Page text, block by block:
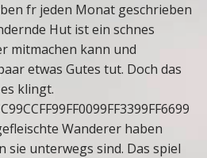
fr jeden Monat geschrieben
Hut ist ein schnes
mitmachen kann und
etwas Gutes tut. Doch das
klingt.
Wanderer haben
sie unterwegs sind. Das spiel